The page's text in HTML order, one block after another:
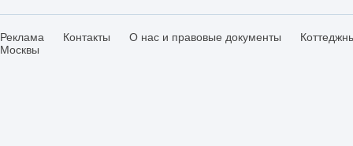
Реклама Контакты О нас и правовые документы
Москвы